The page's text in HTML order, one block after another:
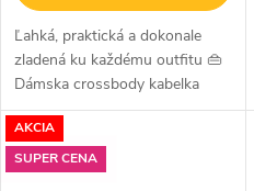
Ľahká, praktická a dokonale
zladená ku každému outfitu 👜
Dámska crossbody kabelka
Beagles Brunete v čiernej farbe
je ideálnou voľbou pre ženy,
ktoré chcú mať všetko
AKCIA
SUPER CENA